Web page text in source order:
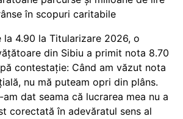
în scopuri caritabile
la 4.90 la Titularizare 2026, o
din Sibiu a primit nota 8.70
contestație: Când am văzut nota
nu mă puteam opri din plâns.
am dat seama că lucrarea mea nu a
corectată în adevăratul sens al